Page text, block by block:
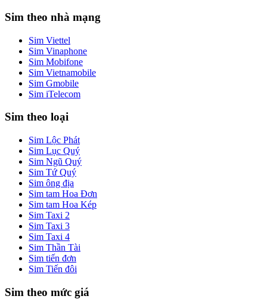
Sim theo nhà mạng
Sim Viettel
Sim Vinaphone
Sim Mobifone
Sim Vietnamobile
Sim Gmobile
Sim iTelecom
Sim theo loại
Sim Lộc Phát
Sim Lục Quý
Sim Ngũ Quý
Sim Tứ Quý
Sim ông địa
Sim tam Hoa Đơn
Sim tam Hoa Kép
Sim Taxi 2
Sim Taxi 3
Sim Taxi 4
Sim Thần Tài
Sim tiến đơn
Sim Tiến đôi
Sim theo mức giá